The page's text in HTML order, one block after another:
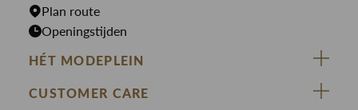
Plan route
Openingstijden
HÉT MODEPLEIN
ZIJ VAN RINSMA
CUSTOMER CARE